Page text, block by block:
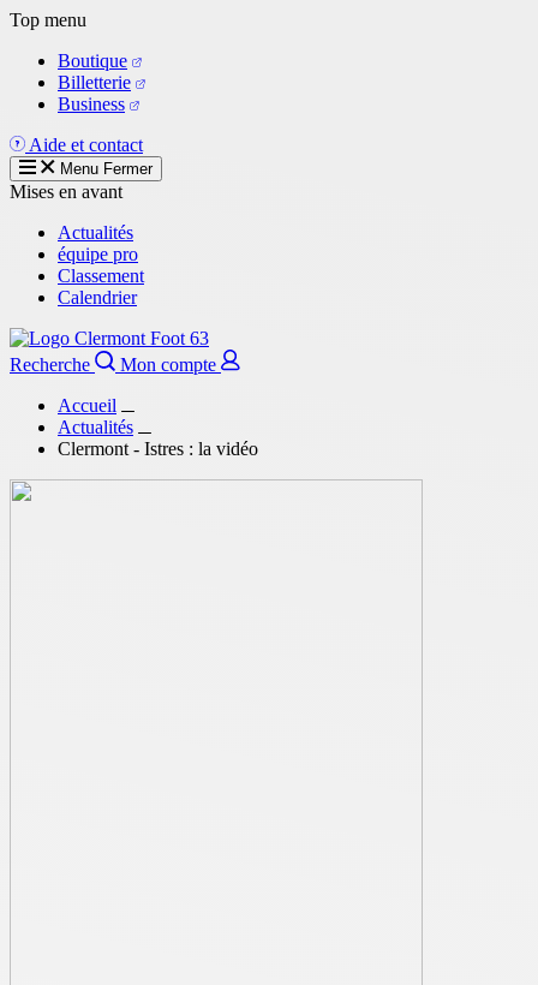
Aller
contenu
principal
Top menu
Boutique
Billetterie
Business
Aide et contact
Menu Fermer
Mises en avant
Actualités
équipe pro
Classement
Calendrier
Recherche
Mon compte
Accueil
Actualités
Clermont - Istres : la vidéo